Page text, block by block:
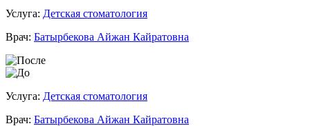
Услуга: Детская стоматология
Врач: Батырбекова Айжан Кайратовна
Услуга: Детская стоматология
Врач: Батырбекова Айжан Кайратовна